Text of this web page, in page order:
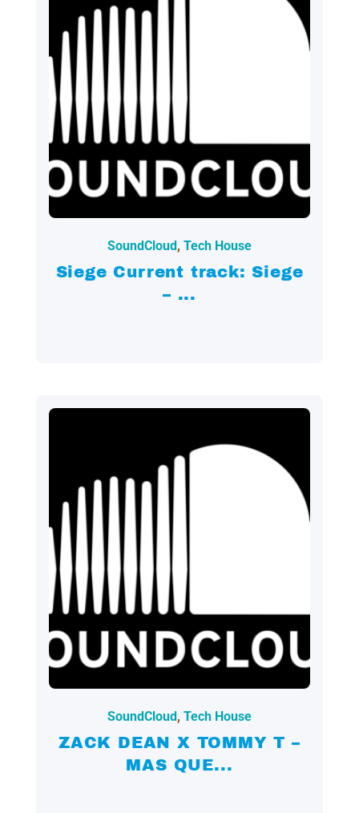
SoundCloud, Tech House
Siege Current track: Siege
– ...
SoundCloud, Tech House
ZACK DEAN X TOMMY T –
MAS QUE...